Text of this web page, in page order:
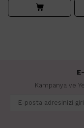
Kampanya ve